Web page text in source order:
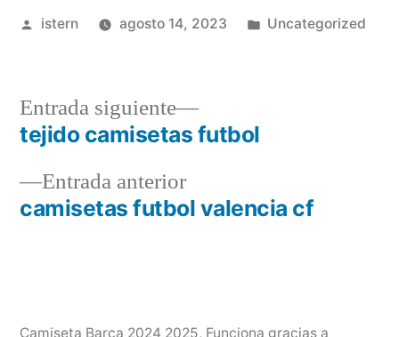
Publicado
istern agosto 14, 2023
Publicado
Uncategorized
Navegación
deEntrada anteriorEntrada
anterior:
camisetas futbol valencia cf
Entrada siguiente
Entrada
siguiente:
tejido camisetas futbol
Camiseta Barça 2024 2025, Funciona gracias a